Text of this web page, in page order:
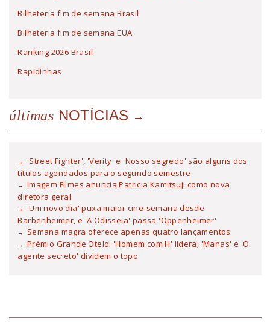
Bilheteria fim de semana Brasil
Bilheteria fim de semana EUA
Ranking 2026 Brasil
Rapidinhas
últimas NOTÍCIAS
'Street Fighter', 'Verity' e 'Nosso segredo' são alguns dos
títulos agendados para o segundo semestre
Imagem Filmes anuncia Patricia Kamitsuji como nova
diretora geral
'Um novo dia' puxa maior cine-semana desde
Barbenheimer, e 'A Odisseia' passa 'Oppenheimer'
Semana magra oferece apenas quatro lançamentos
Prêmio Grande Otelo: 'Homem com H' lidera; 'Manas' e 'O
agente secreto' dividem o topo